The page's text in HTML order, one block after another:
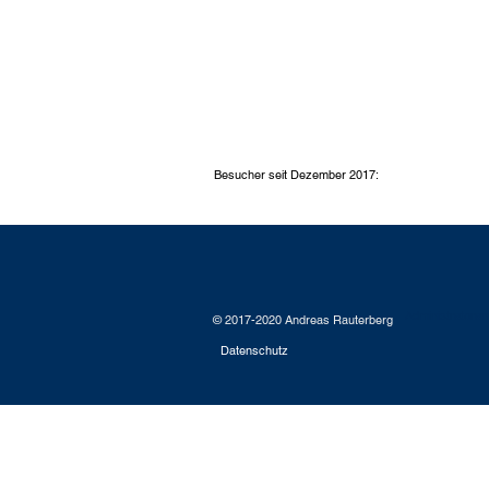
Besucher seit Dezember 2017:
© 2017-2020 Andreas Rauterberg
Datenschutz